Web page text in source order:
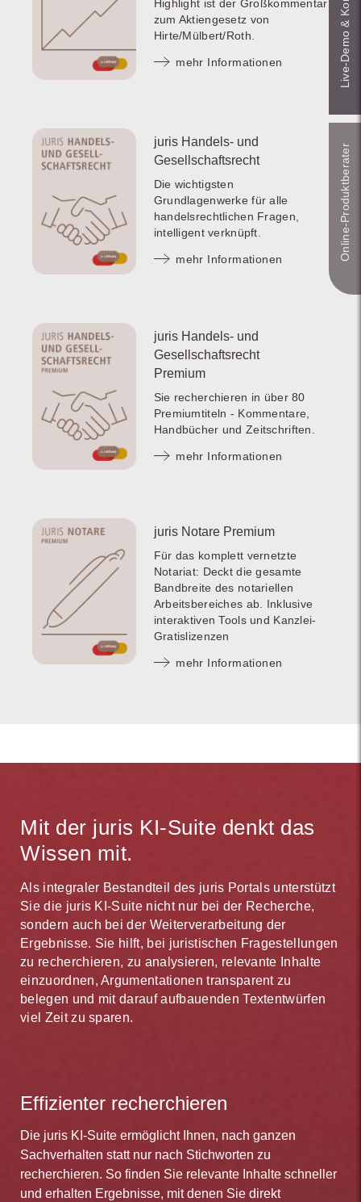
Highlight ist der Großkommentar
zum Aktiengesetz von
Hirte/Mülbert/Roth.
mehr Informationen
juris Handels- und
Gesellschaftsrecht
Die wichtigsten
Grundlagenwerke für alle
handelsrechtlichen Fragen,
intelligent verknüpft.
mehr Informationen
juris Handels- und
Gesellschaftsrecht
Premium
Sie recherchieren in über 80
Premiumtiteln - Kommentare,
Handbücher und Zeitschriften.
mehr Informationen
juris Notare Premium
Für das komplett vernetzte
Notariat: Deckt die gesamte
Bandbreite des notariellen
Arbeitsbereiches ab. Inklusive
interaktiven Tools und Kanzlei-
Gratislizenzen
mehr Informationen
Mit der juris KI-Suite denkt das
Wissen mit.
Als integraler Bestandteil des juris Portals unterstützt
Sie die juris KI-Suite nicht nur bei der Recherche,
sondern auch bei der Weiterverarbeitung der
Ergebnisse. Sie hilft, bei juristischen Fragestellungen
zu recherchieren, zu analysieren, relevante Inhalte
einzuordnen, Argumentationen transparent zu
belegen und mit darauf aufbauenden Textentwürfen
viel Zeit zu sparen.
Effizienter recherchieren
Die juris KI-Suite ermöglicht Ihnen, nach ganzen
Sachverhalten statt nur nach Stichworten zu
recherchieren. So finden Sie relevante Inhalte schneller
und erhalten Ergebnisse, mit denen Sie direkt
Live‑Demo & Kontakt
Online-Produkt­berater